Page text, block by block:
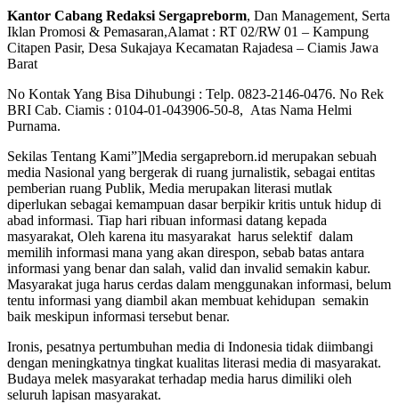
Kantor Cabang Redaksi Sergapreborm, Dan Management, Serta
Iklan Promosi & Pemasaran,Alamat : RT 02/RW 01 – Kampung
Citapen Pasir, Desa Sukajaya Kecamatan Rajadesa – Ciamis Jawa
Barat
No Kontak Yang Bisa Dihubungi : Telp. 0823-2146-0476. No Rek
BRI Cab. Ciamis : 0104-01-043906-50-8, Atas Nama Helmi
Purnama.
Sekilas Tentang Kami”]Media sergapreborn.id merupakan sebuah
media Nasional yang bergerak di ruang jurnalistik, sebagai entitas
pemberian ruang Publik, Media merupakan literasi mutlak
diperlukan sebagai kemampuan dasar berpikir kritis untuk hidup di
abad informasi. Tiap hari ribuan informasi datang kepada
masyarakat, Oleh karena itu masyarakat harus selektif dalam
memilih informasi mana yang akan direspon, sebab batas antara
informasi yang benar dan salah, valid dan invalid semakin kabur.
Masyarakat juga harus cerdas dalam menggunakan informasi, belum
tentu informasi yang diambil akan membuat kehidupan semakin
baik meskipun informasi tersebut benar.
Ironis, pesatnya pertumbuhan media di Indonesia tidak diimbangi
dengan meningkatnya tingkat kualitas literasi media di masyarakat.
Budaya melek masyarakat terhadap media harus dimiliki oleh
seluruh lapisan masyarakat.